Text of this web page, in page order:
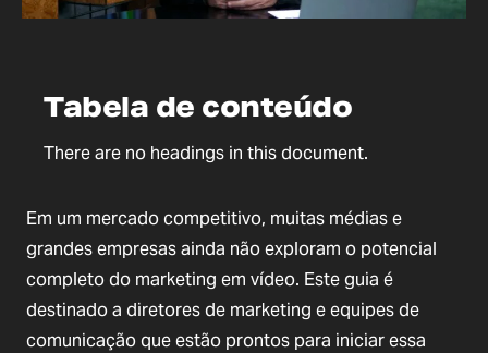
Tabela de conteúdo
There are no headings in this document.
Em um mercado competitivo, muitas médias e
grandes empresas ainda não exploram o potencial
completo do marketing em vídeo. Este guia é
destinado a diretores de marketing e equipes de
comunicação que estão prontos para iniciar essa